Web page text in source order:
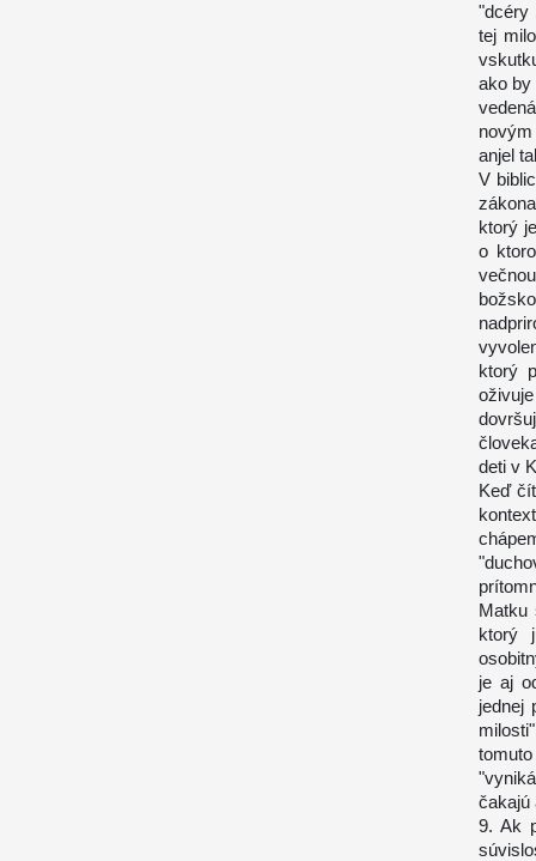
"dcéry
tej
ako by
anjel
V
ktorý
o
ktorý
deti v
Keď
Matku
ktorý
je aj
jednej
čakajú
9. Ak